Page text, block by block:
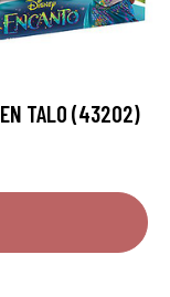
TALO (43202)